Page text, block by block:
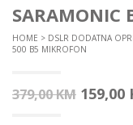
SARAMONIC
HOME > DSLR DODATNA
500 B5 MIKROFON
379,00KM Izvorna
159,00